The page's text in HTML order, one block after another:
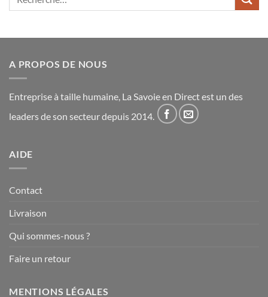
A PROPOS DE NOUS
Entreprise à taille humaine, La Savoie en Direct est un des
leaders de son secteur depuis 2014.
AIDE
Contact
Livraison
Qui sommes-nous ?
Faire un retour
MENTIONS LÉGALES